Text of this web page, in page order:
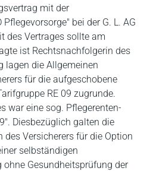
mit der
bei der G. L. AG
des Vertrages sollte am
ist Rechtsnachfolgerin des
lagen die Allgemeinen
für die aufgeschobene
RE 09 zugrunde.
war eine sog. Pflegerenten-
Diesbezüglich galten die
des Versicherers für die Option
selbständigen
ohne Gesundheitsprüfung der